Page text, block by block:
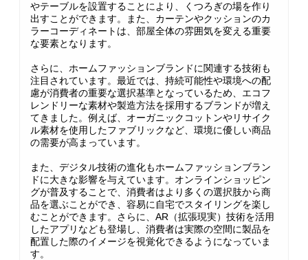
やテーブルを設置することにより、くつろぎの場を作り
出すことができます。また、カーテンやクッションのカ
ラーコーディネートは、部屋全体の雰囲気を変える重要
な要素となります。
さらに、ホームファッションブランドに関連する技術も
注目されています。最近では、持続可能性や環境への配
慮が消費者の重要な選択基準となっているため、エコフ
レンドリーな素材や製造方法を採用するブランドが増え
てきました。例えば、オーガニックコットンやリサイク
ル素材を使用したファブリックなど、環境に優しい商品
の需要が高まっています。
また、デジタル技術の進化もホームファッションブラン
ドに大きな影響を与えています。オンラインショッピン
グが普及することで、消費者はより多くの選択肢から商
品を選ぶことができ、容易に自宅でスタイリングを楽し
むことができます。さらに、AR（拡張現実）技術を活用
したアプリなども登場し、消費者は実際の空間に製品を
配置した際のイメージを視覚化できるようになっていま
す。